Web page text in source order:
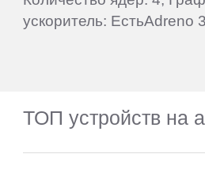
ускоритель: ЕстьAdreno
ТОП устройств на